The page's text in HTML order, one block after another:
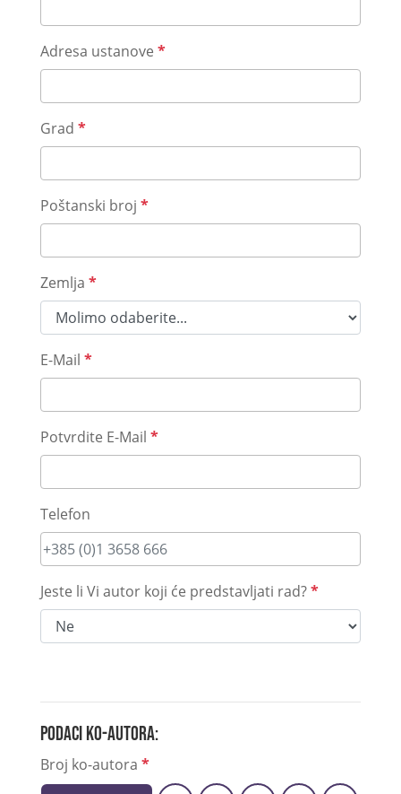
Adresa ustanove *
Grad *
Poštanski broj *
Zemlja *
E-Mail *
Potvrdite E-Mail *
Telefon
Jeste li Vi autor koji će predstavljati rad?*
Podaci ko-autora:
Broj ko-autora *